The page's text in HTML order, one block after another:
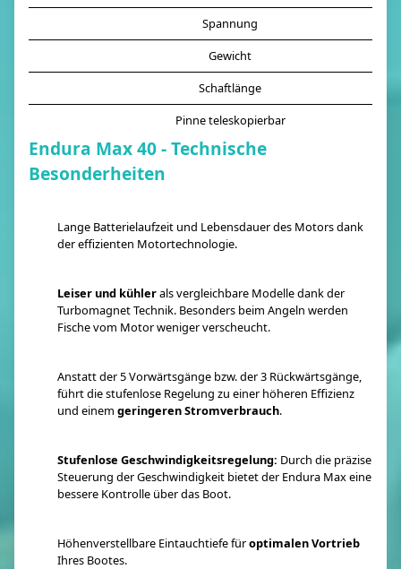
Spannung
Gewicht
Schaftlänge
Pinne teleskopierbar
Endura Max 40 - Technische
Besonderheiten
Lange Batterielaufzeit und Lebensdauer des Motors dank
der effizienten Motortechnologie.
Leiser und kühlerals vergleichbare Modelle dank der
Turbomagnet Technik. Besonders beim Angeln werden
Fische vom Motor weniger verscheucht.
Anstatt der 5 Vorwärtsgänge bzw. der 3 Rückwärtsgänge,
führt die stufenlose Regelung zu einer höheren Effizienz
und einem geringeren Stromverbrauch.
Stufenlose Geschwindigkeitsregelung: Durch die präzise
Steuerung der Geschwindigkeit bietet der Endura Max eine
bessere Kontrolle über das Boot.
Höhenverstellbare Eintauchtiefe füroptimalen Vortrieb
Ihres Bootes.